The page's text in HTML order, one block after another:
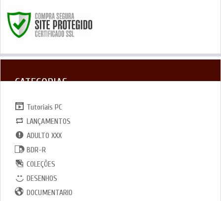
CATEGORIAS
Tutoriais PC
LANÇAMENTOS
ADULTO XXX
BDR-R
COLEÇÕES
DESENHOS
DOCUMENTARIO